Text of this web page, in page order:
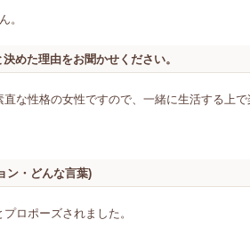
。
めた理由をお聞かせください。
な性格の女性ですので、一緒に生活する上
ン・どんな言葉)
ロポーズされました。